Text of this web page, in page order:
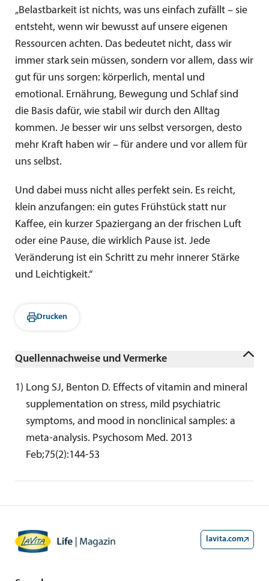
„Belastbarkeit ist nichts, was uns einfach zufällt – sie
entsteht, wenn wir bewusst auf unsere eigenen
Ressourcen achten. Das bedeutet nicht, dass wir
immer stark sein müssen, sondern vor allem, dass wir
gut für uns sorgen: körperlich, mental und
emotional. Ernährung, Bewegung und Schlaf sind
die Basis dafür, wie stabil wir durch den Alltag
kommen. Je besser wir uns selbst versorgen, desto
mehr Kraft haben wir – für andere und vor allem für
uns selbst.
Und dabei muss nicht alles perfekt sein. Es reicht,
klein anzufangen: ein gutes Frühstück statt nur
Kaffee, ein kurzer Spaziergang an der frischen Luft
oder eine Pause, die wirklich Pause ist. Jede
Veränderung ist ein Schritt zu mehr innerer Stärke
und Leichtigkeit.“
Drucken
Quellennachweise und Vermerke
1 ) Long SJ, Benton D. Effects of vitamin and mineral
supplementation on stress, mild psychiatric
symptoms, and mood in nonclinical samples: a
meta-analysis. Psychosom Med. 2013
Feb;75(2):144-53
lavita.com